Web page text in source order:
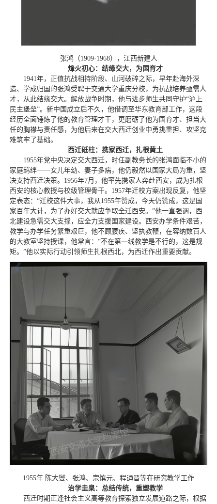
张鸿（1909-1968），江西新建人
烽火初心：结缘交大，为国育才
1941年，正值抗战相持阶段、山河破碎之际，早年赴海外深
造、学成归国的张鸿受聘于交通大学重庆分校，为抗战培养亟需人
才，从此结缘交大。解放战争时期，他与进步师生共同守护“沪上
民主堡垒”。新中国成立后不久，他借调至华东教育部工作，这段
经历全面锤炼了他的教育管理才干，更磨砺了他为国育才、担当大
任的胸襟与责任感，为他后来在交大西迁创业中勇挑重担、攻坚克
难筑牢了基础。
西迁砥柱：携家西迁，扎根黄土
1955年党中央决定交大西迁，时任副教务长的张鸿面临不小的
家庭羁绊——女儿年幼、妻子多病，他仍毅然以国家大局为重，坚
决支持西迁决策。1956年7月，他率先携家人奔赴西安，成为扎根
西安的核心教授与校级管理骨干。1957年迁校方案出现反复，他坚
定表态：“迁校这件大事，我从1955年赞成，今天仍赞成，这是国
家百年大计，为了办好交大就应争取全迁西安。”他一直强调，西
北建设急需交大支撑，应全力支援国家建设。西安办学条件艰苦，
教学与办学任务繁重艰巨，他不顾腰疾、坚执教鞭，在容纳数百人
的大教室坚持授课，他常言：“不在第一线教学是不行的，这是规
矩。”他以实际行动引领师生扎根西北，为西迁作出重要贡献。
1955年 陈大燮、张鸿、宗慎元、程迺晋等在研究教学工作
治学圭臬：总结传统，重塑教学
西迁时期正逢社会主义高等教育探索独立发展道路之际，根据